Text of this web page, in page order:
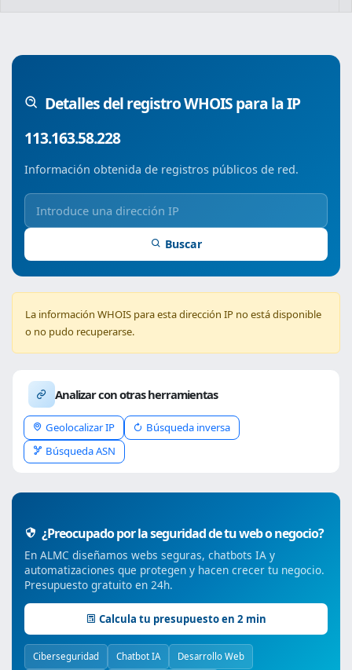
Detalles del registro WHOIS para la IP
113.163.58.228
Información obtenida de registros públicos de red.
Buscar
La información WHOIS para esta dirección IP no está disponible
o no pudo recuperarse.
Analizar con otras herramientas
Geolocalizar IP
Búsqueda inversa
Búsqueda ASN
¿Preocupado por la seguridad de tu web o negocio?
En ALMC diseñamos webs seguras, chatbots IA y
automatizaciones que protegen y hacen crecer tu negocio.
Presupuesto gratuito en 24h.
Calcula tu presupuesto en 2 min
Ciberseguridad Chatbot IA Desarrollo Web